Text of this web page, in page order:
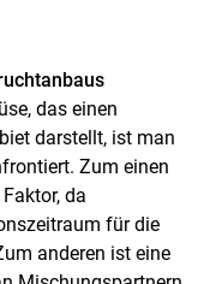
das einen
darstellt, ist man
Zum einen
da
für die
anderen ist eine